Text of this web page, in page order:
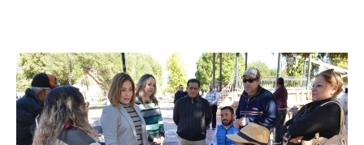
Transparencia
Boletines